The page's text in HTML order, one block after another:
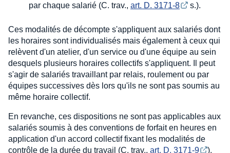
par chaque salarié (C. trav., art. D. 3171-8 s.).
Ces modalités de décompte s'appliquent aux salariés dont
les horaires sont individualisés mais également à ceux qui
relèvent d'un atelier, d'un service ou d'une équipe au sein
desquels plusieurs horaires collectifs s'appliquent. Il peut
s'agir de salariés travaillant par relais, roulement ou par
équipes successives dès lors qu'ils ne sont pas soumis au
même horaire collectif.
En revanche, ces dispositions ne sont pas applicables aux
salariés soumis à des conventions de forfait en heures en
application d'un accord collectif fixant les modalités de
contrôle de la durée du travail (C. trav., art. D. 3171-9
).